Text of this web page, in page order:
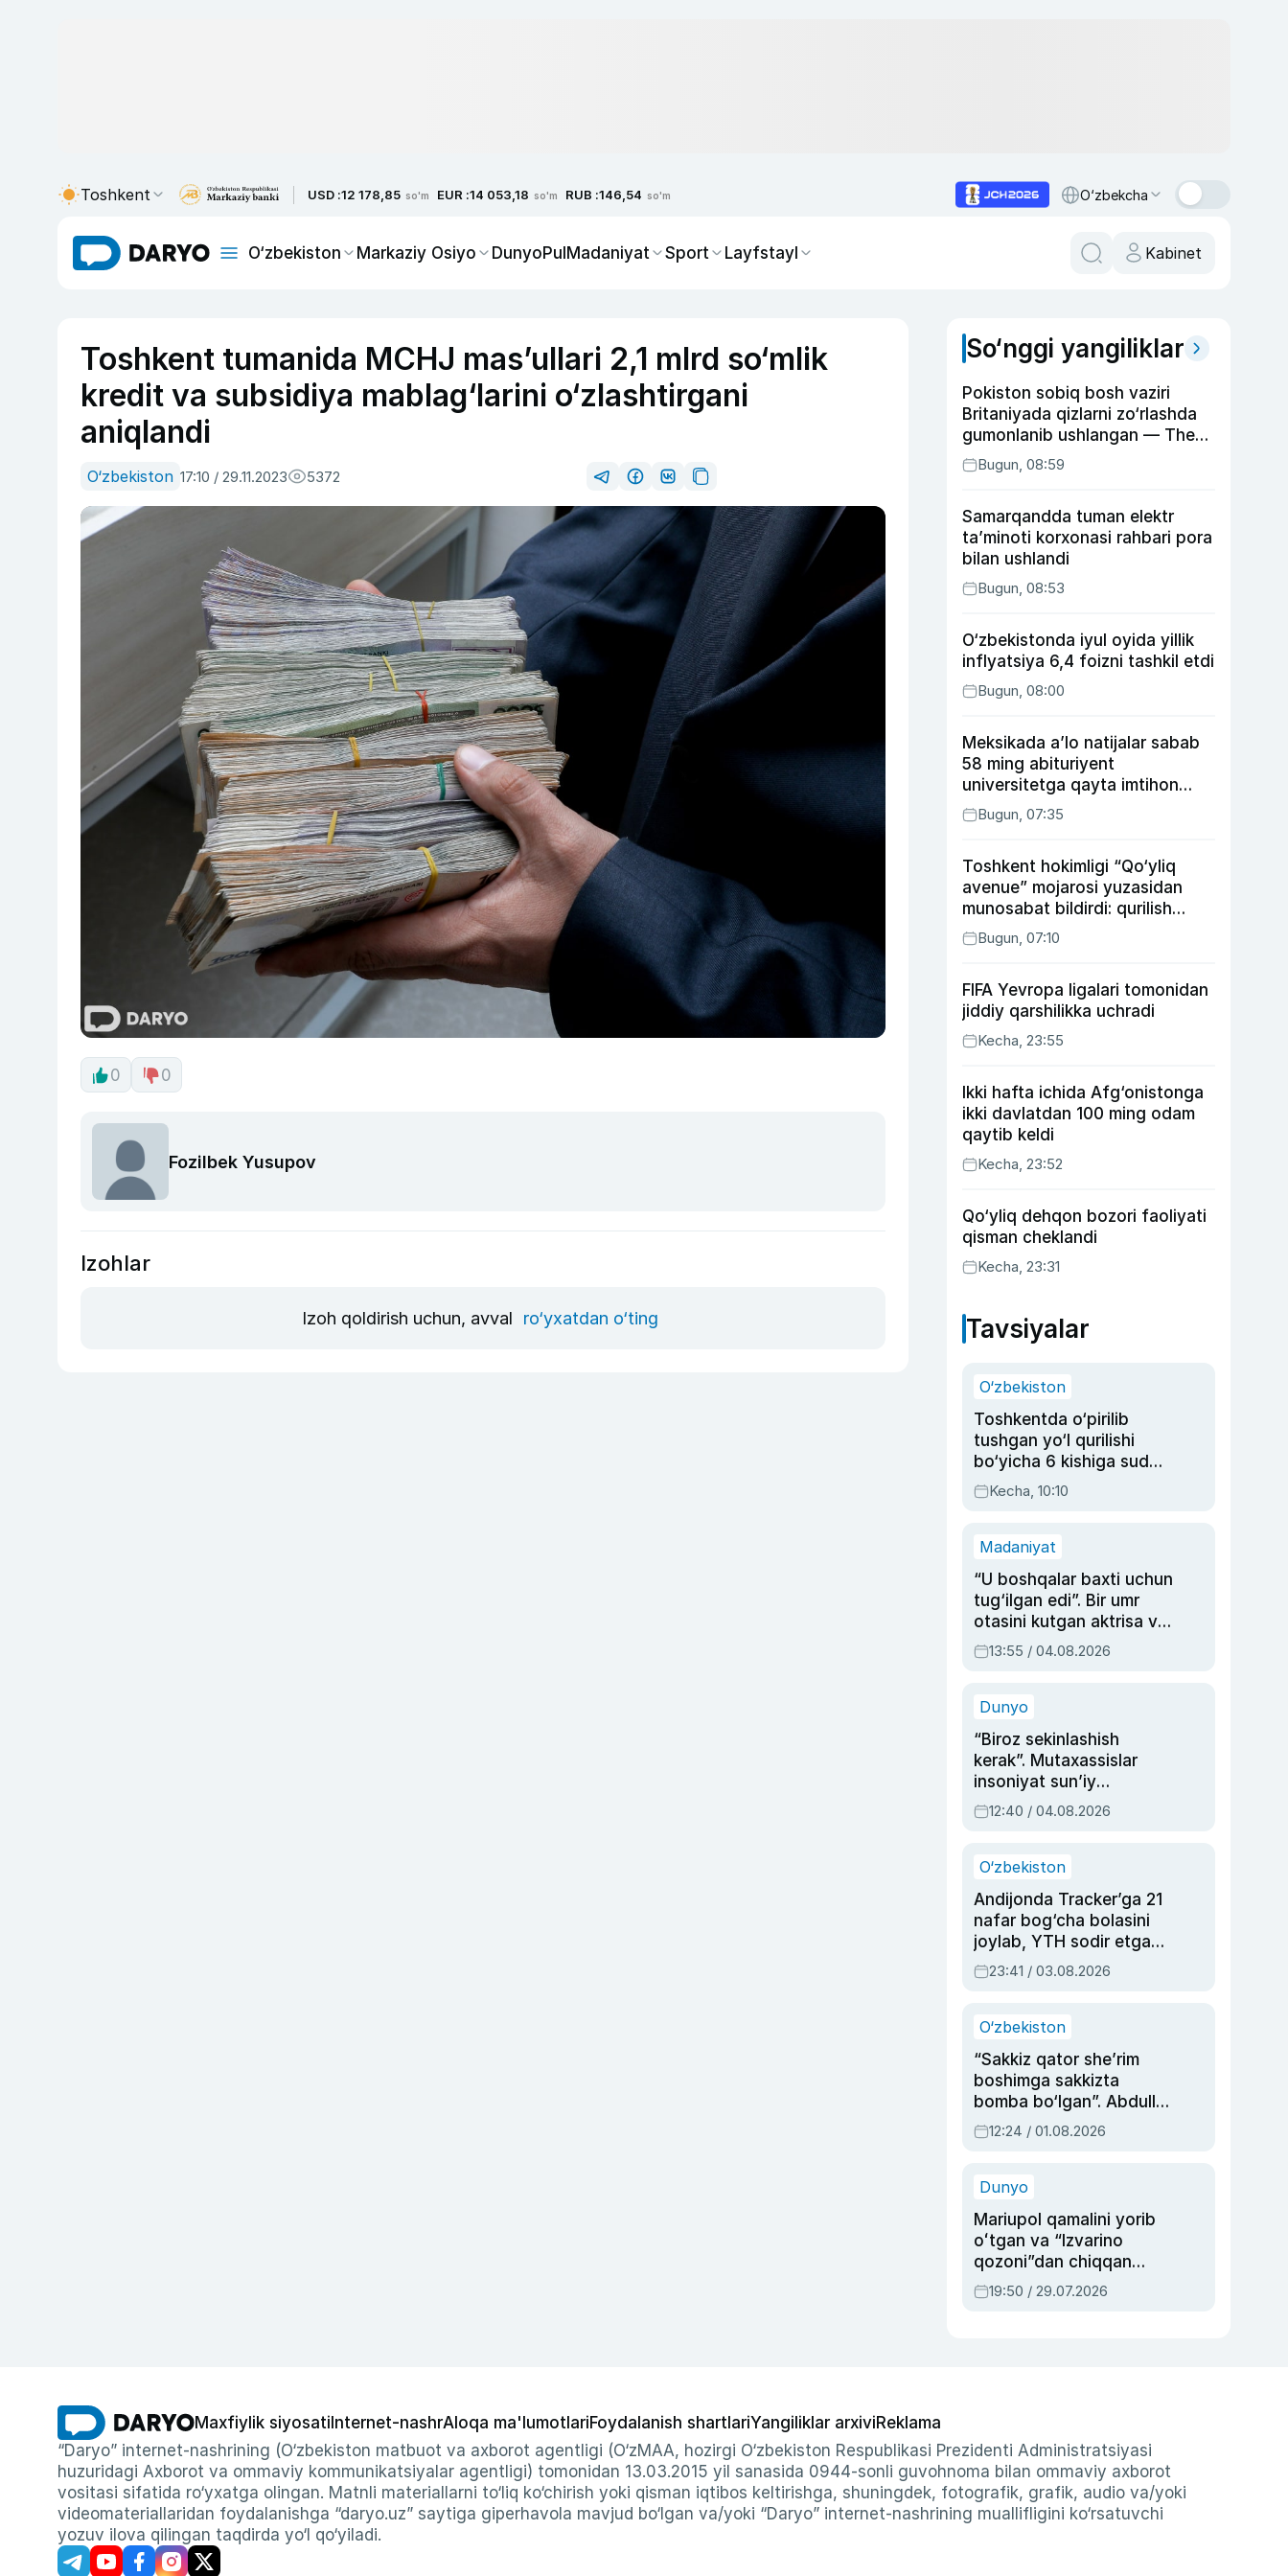
Toshkent USD :12 178,85 so'm EUR :14 053,18 so'm RUB :146,54 so'm O‘zbekcha
O‘zbekiston Markaziy Osiyo DunyoPulMadaniyat Sport Layfstayl Kabinet
Toshkent tumanida MCHJ mas’ullari 2,1 mlrd so‘mlik
kredit va subsidiya mablag‘larini o‘zlashtirgani
aniqlandi
O‘zbekiston 17:10 / 29.11.2023 5372
0 0
Fozilbek Yusupov
Izohlar
Izoh qoldirish uchun, avval ro‘yxatdan o‘ting
So‘nggi yangiliklar
Pokiston sobiq bosh vaziri
Britaniyada qizlarni zo‘rlashda
gumonlanib ushlangan — The
Guardian
Bugun, 08:59
Samarqandda tuman elektr
ta’minoti korxonasi rahbari pora
bilan ushlandi
Bugun, 08:53
O‘zbekistonda iyul oyida yillik
inflyatsiya 6,4 foizni tashkil etdi
Bugun, 08:00
Meksikada a’lo natijalar sabab
58 ming abituriyent
universitetga qayta imtihon
topshiradi
Bugun, 07:35
Toshkent hokimligi “Qo‘yliq
avenue” mojarosi yuzasidan
munosabat bildirdi: qurilish
ishlarining 53 foizi yakunlangan
Bugun, 07:10
FIFA Yevropa ligalari tomonidan
jiddiy qarshilikka uchradi
Kecha, 23:55
Ikki hafta ichida Afg‘onistonga
ikki davlatdan 100 ming odam
qaytib keldi
Kecha, 23:52
Qo‘yliq dehqon bozori faoliyati
qisman cheklandi
Kecha, 23:31
Tavsiyalar
O‘zbekiston
Toshkentda o‘pirilib
tushgan yo‘l qurilishi
bo‘yicha 6 kishiga sud
hukmi o‘qildi
Kecha, 10:10
Madaniyat
“U boshqalar baxti uchun
tug‘ilgan edi”. Bir umr
otasini kutgan aktrisa va
dublyaj ustasi Rimma
Ahmedovaning
13:55 / 04.08.2026
Dunyo
“Biroz sekinlashish
kerak”. Mutaxassislar
insoniyat sun’iy
intellektni boshqara
olmay qolishidan xavotir
12:40 / 04.08.2026
O‘zbekiston
Andijonda Tracker’ga 21
nafar bog‘cha bolasini
joylab, YTH sodir etgan
ayolga sud hukmi o‘qildi
23:41 / 03.08.2026
O‘zbekiston
“Sakkiz qator she’rim
boshimga sakkizta
bomba bo‘lgan”. Abdulla
Oripovni siyosiy
ayblovlardan asrab
12:24 / 01.08.2026
Dunyo
Mariupol qamalini yorib
oʻtgan va “Izvarino
qozoni”dan chiqqan
qahramon — Ukraina
armiyasi bosh
19:50 / 29.07.2026
Maxfiylik siyosati Internet-nashrAloqa ma'lumotlariFoydalanish shartlariYangiliklar arxiviReklama
“Daryo” internet-nashrining (O‘zbekiston matbuot va axborot agentligi (O‘zMAA, hozirgi O‘zbekiston Respublikasi Prezidenti Administratsiyasi
huzuridagi Axborot va ommaviy kommunikatsiyalar agentligi) tomonidan 13.03.2015 yil sanasida 0944-sonli guvohnoma bilan ommaviy axborot
vositasi sifatida ro‘yxatga olingan. Matnli materiallarni to‘liq ko‘chirish yoki qisman iqtibos keltirishga, shuningdek, fotografik, grafik, audio va/yoki
videomateriallaridan foydalanishga “daryo.uz” saytiga giperhavola mavjud bo‘lgan va/yoki “Daryo” internet-nashrining muallifligini ko‘rsatuvchi
yozuv ilova qilingan taqdirda yo‘l qo‘yiladi.